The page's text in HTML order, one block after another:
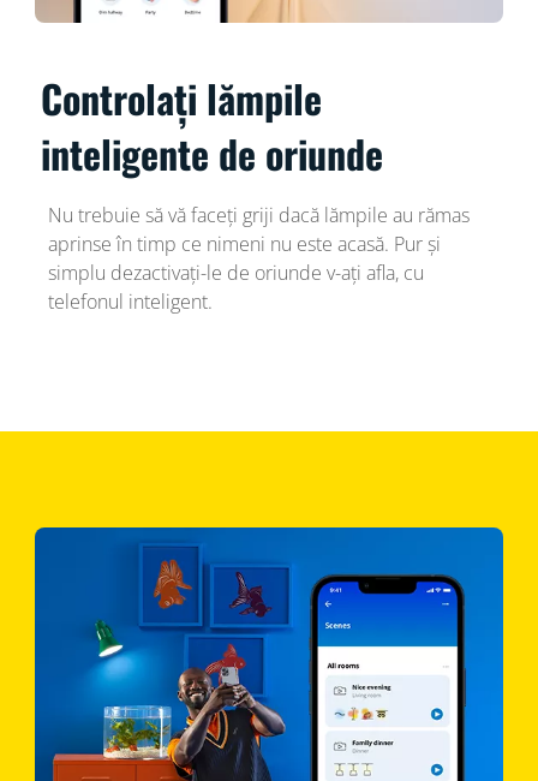
Controlați lămpile
inteligente de oriunde
Nu trebuie să vă faceți griji dacă lămpile au rămas
aprinse în timp ce nimeni nu este acasă. Pur și
simplu dezactivați-le de oriunde v-ați afla, cu
telefonul inteligent.